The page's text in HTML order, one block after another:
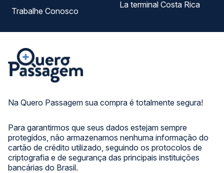
Na Quero Passagem sua compra é totalmente segura!
Para garantirmos que seus dados estejam sempre
protegidos, não armazenamos nenhuma informação do
cartão de crédito utilizado, seguindo os protocolos de
criptografia e de segurança das principais instituições
bancárias do Brasil.
Trabalhe Conosco
La terminal Costa Rica